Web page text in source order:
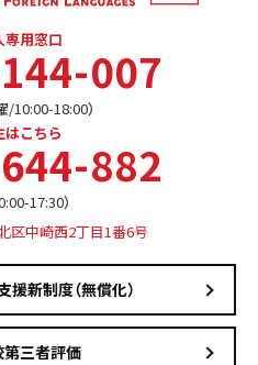
専用窓口
007
/10:00-18:00）
はこちら
882
17:30）
区中崎西2丁目1番6号
新制度（無償化）
三者評価